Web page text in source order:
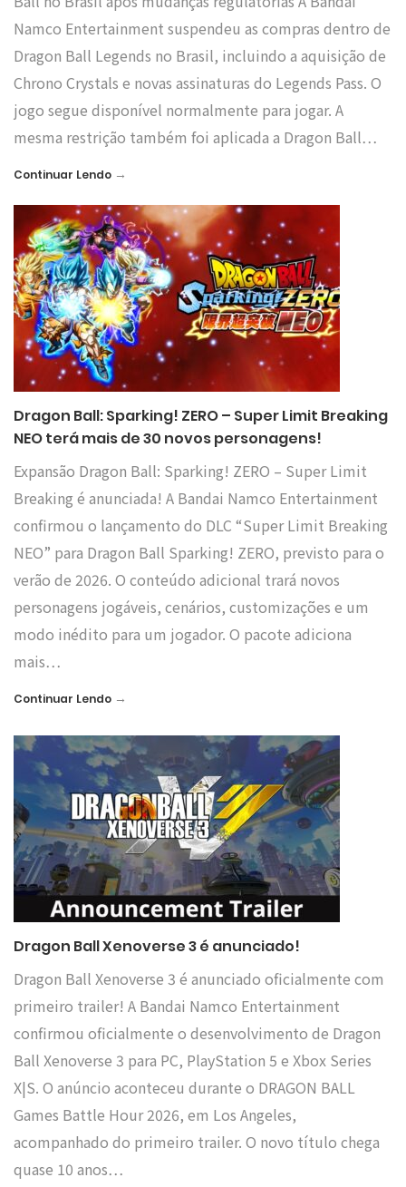
Namco Entertainment suspendeu as compras dentro de
Dragon Ball Legends no Brasil, incluindo a aquisição de
Chrono Crystals e novas assinaturas do Legends Pass. O
jogo segue disponível normalmente para jogar. A
mesma restrição também foi aplicada a Dragon Ball…
Continuar Lendo →
Dragon Ball: Sparking! ZERO – Super Limit Breaking
NEO terá mais de 30 novos personagens!
Expansão Dragon Ball: Sparking! ZERO – Super Limit
Breaking é anunciada! A Bandai Namco Entertainment
confirmou o lançamento do DLC “Super Limit Breaking
NEO” para Dragon Ball Sparking! ZERO, previsto para o
verão de 2026. O conteúdo adicional trará novos
personagens jogáveis, cenários, customizações e um
modo inédito para um jogador. O pacote adiciona
mais…
Continuar Lendo →
Dragon Ball Xenoverse 3 é anunciado!
Dragon Ball Xenoverse 3 é anunciado oficialmente com
primeiro trailer! A Bandai Namco Entertainment
confirmou oficialmente o desenvolvimento de Dragon
Ball Xenoverse 3 para PC, PlayStation 5 e Xbox Series
X|S. O anúncio aconteceu durante o DRAGON BALL
Games Battle Hour 2026, em Los Angeles,
acompanhado do primeiro trailer. O novo título chega
quase 10 anos…